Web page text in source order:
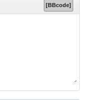
[BBcode]